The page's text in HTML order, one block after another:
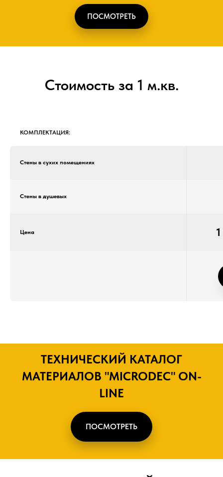
ПОСМОТРЕТЬ
Стоимость за 1 м.кв.
КОМПЛЕКТАЦИЯ:
Стены в сухих помещениях
Стены в душевых
Цена
ТЕХНИЧЕСКИЙ КАТАЛОГ
МАТЕРИАЛОВ "MICRODEC" ON-
LINE
ПОСМОТРЕТЬ